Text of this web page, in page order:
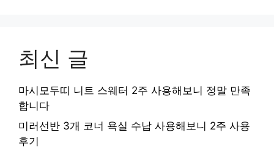
최신 글
마시모두띠 니트 스웨터 2주 사용해보니 정말 만족
합니다
미러선반 3개 코너 욕실 수납 사용해보니 2주 사용
후기